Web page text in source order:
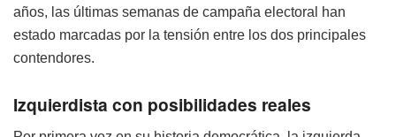
años, las últimas semanas de campaña electoral han
estado marcadas por la tensión entre los dos principales
contendores.
Izquierdista con posibilidades reales